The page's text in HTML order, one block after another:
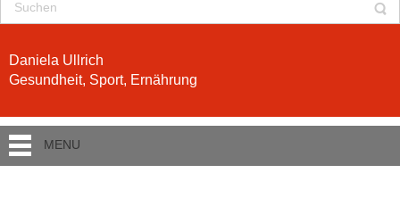
Daniela Ullrich
Gesundheit, Sport, Ernährung
MENU